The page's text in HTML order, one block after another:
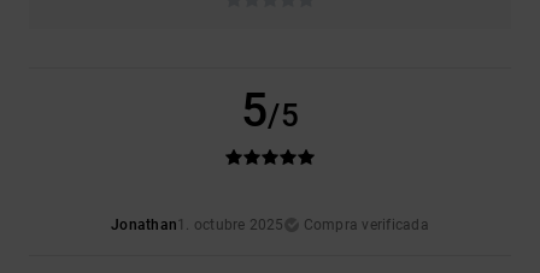
5/5
Jonathan1. octubre 2025 Compra verificada